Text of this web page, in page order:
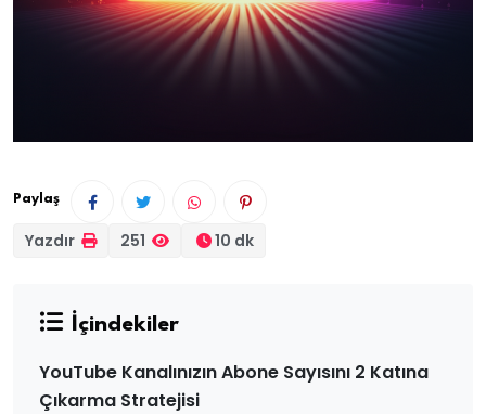
Paylaş
Yazdır 251 10 dk
İçindekiler
YouTube Kanalınızın Abone Sayısını 2 Katına
Çıkarma Stratejisi